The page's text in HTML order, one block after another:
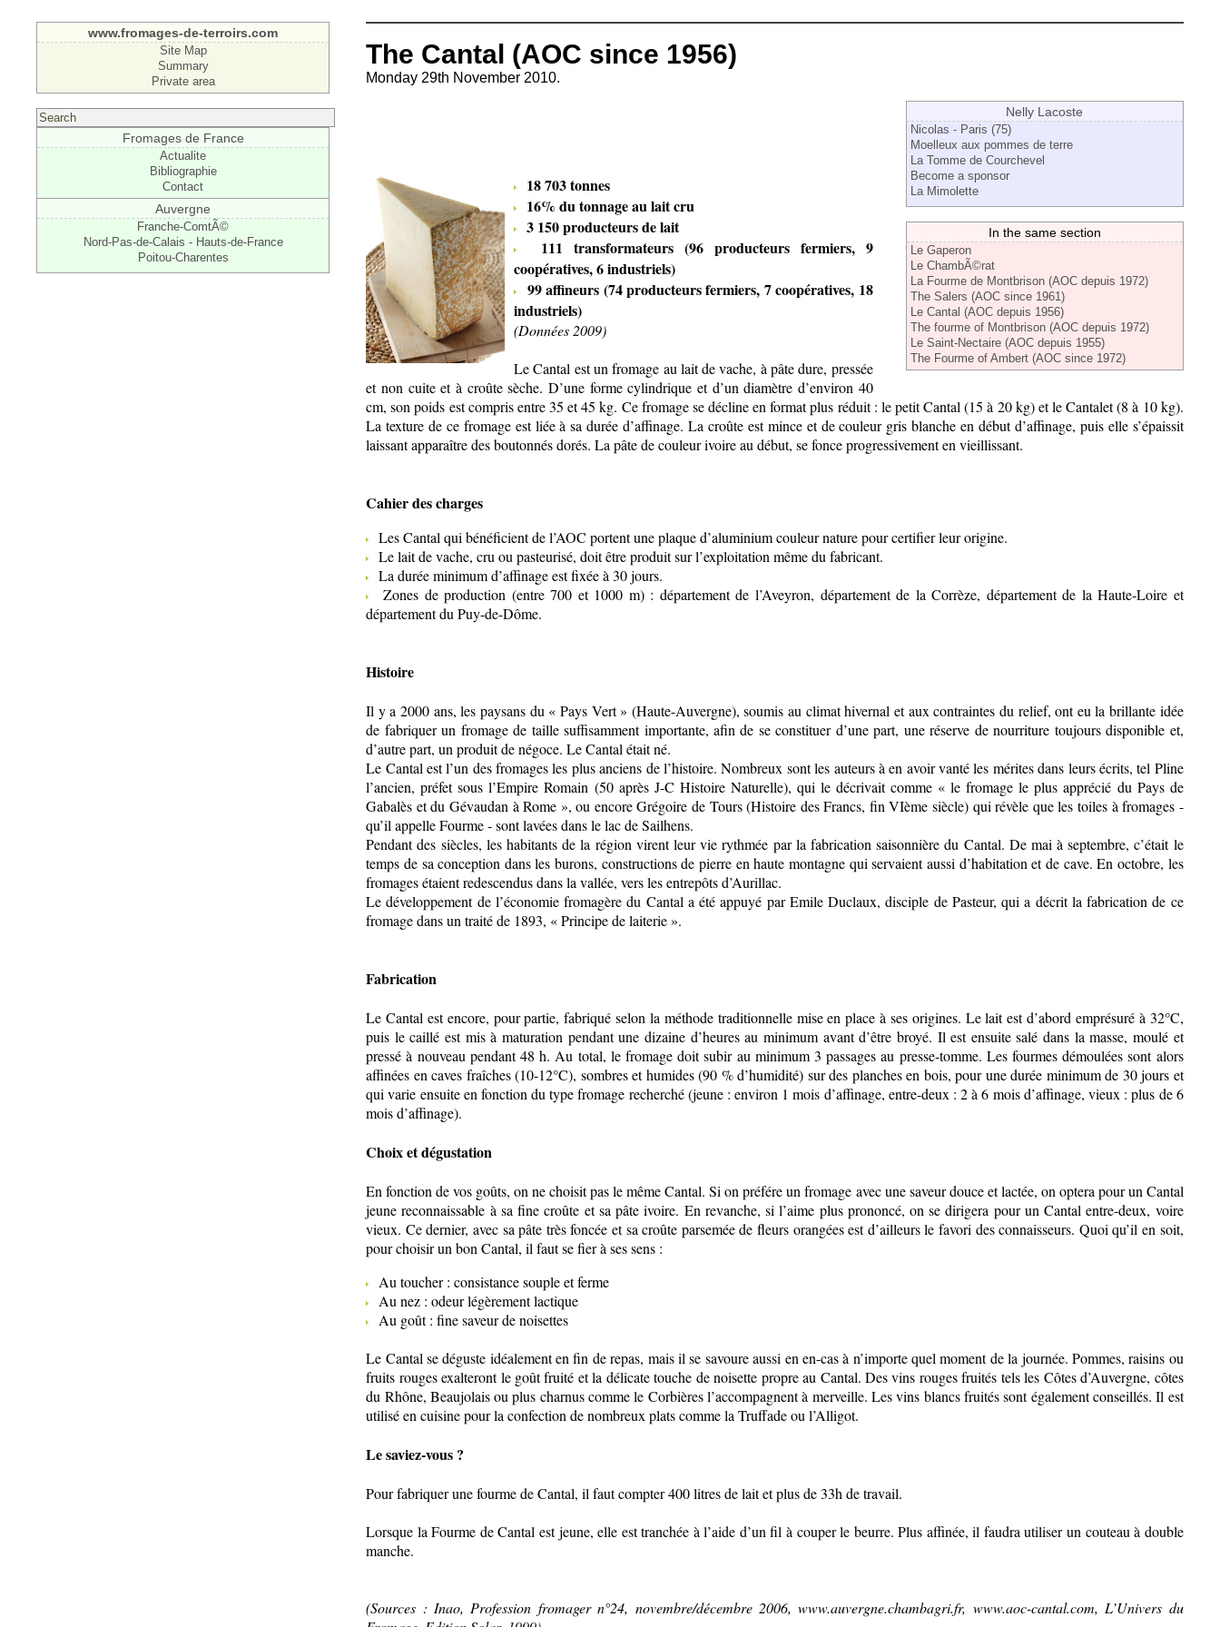
www.fromages-de-terroirs.com
Site Map
Summary
Private area
Fromages de France
Actualite
Bibliographie
Contact
Auvergne
Franche-ComtÃ©
Nord-Pas-de-Calais - Hauts-de-France
Poitou-Charentes
The Cantal (AOC since 1956)
Monday 29th November 2010.
Nelly Lacoste
Nicolas - Paris (75)
Moelleux aux pommes de terre
La Tomme de Courchevel
Become a sponsor
La Mimolette
In the same section
Le Gaperon
Le ChambÃ©rat
La Fourme de Montbrison (AOC depuis 1972)
The Salers (AOC since 1961)
Le Cantal (AOC depuis 1956)
The fourme of Montbrison (AOC depuis 1972)
Le Saint-Nectaire (AOC depuis 1955)
The Fourme of Ambert (AOC since 1972)
18 703 tonnes
16% du tonnage au lait cru
3 150 producteurs de lait
111 transformateurs (96 producteurs fermiers, 9
coopératives, 6 industriels)
99 affineurs (74 producteurs fermiers, 7 coopératives, 18
industriels)
(Données 2009)
Le Cantal est un fromage au lait de vache, à pâte dure, pressée
et non cuite et à croûte sèche. D’une forme cylindrique et d’un diamètre d’environ 40
cm, son poids est compris entre 35 et 45 kg. Ce fromage se décline en format plus réduit : le petit Cantal (15 à 20 kg) et le Cantalet (8 à 10 kg).
La texture de ce fromage est liée à sa durée d’affinage. La croûte est mince et de couleur gris blanche en début d’affinage, puis elle s’épaissit
laissant apparaître des boutonnés dorés. La pâte de couleur ivoire au début, se fonce progressivement en vieillissant.
Cahier des charges
Les Cantal qui bénéficient de l’AOC portent une plaque d’aluminium couleur nature pour certifier leur origine.
Le lait de vache, cru ou pasteurisé, doit être produit sur l’exploitation même du fabricant.
La durée minimum d’affinage est fixée à 30 jours.
Zones de production (entre 700 et 1000 m) : département de l’Aveyron, département de la Corrèze, département de la Haute-Loire et
département du Puy-de-Dôme.
Histoire
Il y a 2000 ans, les paysans du « Pays Vert » (Haute-Auvergne), soumis au climat hivernal et aux contraintes du relief, ont eu la brillante idée
de fabriquer un fromage de taille suffisamment importante, afin de se constituer d’une part, une réserve de nourriture toujours disponible et,
d’autre part, un produit de négoce. Le Cantal était né.
Le Cantal est l’un des fromages les plus anciens de l’histoire. Nombreux sont les auteurs à en avoir vanté les mérites dans leurs écrits, tel Pline
l’ancien, préfet sous l’Empire Romain (50 après J-C Histoire Naturelle), qui le décrivait comme « le fromage le plus apprécié du Pays de
Gabalès et du Gévaudan à Rome », ou encore Grégoire de Tours (Histoire des Francs, fin VIème siècle) qui révèle que les toiles à fromages -
qu’il appelle Fourme - sont lavées dans le lac de Sailhens.
Pendant des siècles, les habitants de la région virent leur vie rythmée par la fabrication saisonnière du Cantal. De mai à septembre, c’était le
temps de sa conception dans les burons, constructions de pierre en haute montagne qui servaient aussi d’habitation et de cave. En octobre, les
fromages étaient redescendus dans la vallée, vers les entrepôts d’Aurillac.
Le développement de l’économie fromagère du Cantal a été appuyé par Emile Duclaux, disciple de Pasteur, qui a décrit la fabrication de ce
fromage dans un traité de 1893, « Principe de laiterie ».
Fabrication
Le Cantal est encore, pour partie, fabriqué selon la méthode traditionnelle mise en place à ses origines. Le lait est d’abord emprésuré à 32°C,
puis le caillé est mis à maturation pendant une dizaine d’heures au minimum avant d’être broyé. Il est ensuite salé dans la masse, moulé et
pressé à nouveau pendant 48 h. Au total, le fromage doit subir au minimum 3 passages au presse-tomme. Les fourmes démoulées sont alors
affinées en caves fraîches (10-12°C), sombres et humides (90 % d’humidité) sur des planches en bois, pour une durée minimum de 30 jours et
qui varie ensuite en fonction du type fromage recherché (jeune : environ 1 mois d’affinage, entre-deux : 2 à 6 mois d’affinage, vieux : plus de 6
mois d’affinage).
Choix et dégustation
En fonction de vos goûts, on ne choisit pas le même Cantal. Si on préfére un fromage avec une saveur douce et lactée, on optera pour un Cantal
jeune reconnaissable à sa fine croûte et sa pâte ivoire. En revanche, si l’aime plus prononcé, on se dirigera pour un Cantal entre-deux, voire
vieux. Ce dernier, avec sa pâte très foncée et sa croûte parsemée de fleurs orangées est d’ailleurs le favori des connaisseurs. Quoi qu’il en soit,
pour choisir un bon Cantal, il faut se fier à ses sens :
Au toucher : consistance souple et ferme
Au nez : odeur légèrement lactique
Au goût : fine saveur de noisettes
Le Cantal se déguste idéalement en fin de repas, mais il se savoure aussi en en-cas à n’importe quel moment de la journée. Pommes, raisins ou
fruits rouges exalteront le goût fruité et la délicate touche de noisette propre au Cantal. Des vins rouges fruités tels les Côtes d’Auvergne, côtes
du Rhône, Beaujolais ou plus charnus comme le Corbières l’accompagnent à merveille. Les vins blancs fruités sont également conseillés. Il est
utilisé en cuisine pour la confection de nombreux plats comme la Truffade ou l’Alligot.
Le saviez-vous ?
Pour fabriquer une fourme de Cantal, il faut compter 400 litres de lait et plus de 33h de travail.
Lorsque la Fourme de Cantal est jeune, elle est tranchée à l’aide d’un fil à couper le beurre. Plus affinée, il faudra utiliser un couteau à double
manche.
(Sources : Inao, Profession fromager n°24, novembre/décembre 2006, www.auvergne.chambagri.fr, www.aoc-cantal.com, L’Univers du